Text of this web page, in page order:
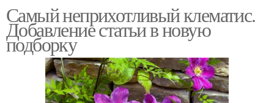
Самый неприхотливый клематис.
Добавление статьи в новую
подборку